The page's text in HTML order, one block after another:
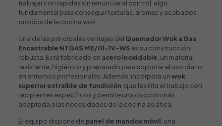
trabajar con rapidez sin renunciar al control, algo
fundamental para conseguir texturas, aromas y acabados
propios de la cocina wok.
Una de las principales ventajas del Quemador Wok a Gas
Encastrable NTGAS ME/01-1V-WS es su construcción
robusta. Está fabricado en acero inoxidable , un material
resistente, higiénico y preparado para soportar el uso diario
en entornos profesionales. Además, incorpora unwok
superior extraíble de fundición , que facilita el trabajo con
recipientes específicos y permite una cocción más
adaptada a las necesidades de la cocina asiática.
El equipo dispone depanel de mandos móvil , una